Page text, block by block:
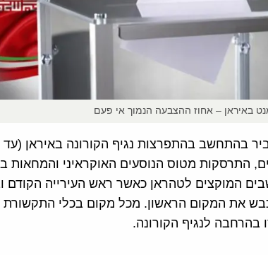
באיראן – אחוז ההצבעה הנמוך אי פעם
התרסקות מטוס הנוסעים האוקראיני והמחאות
זכו השמרנים בכל 30 המושבים המוקצים לטהראן כאשר ראש העירייה
את המקום הראשון. מכל מקום בכלי התקשורת
בהרחבה לנגיף הקורונה.